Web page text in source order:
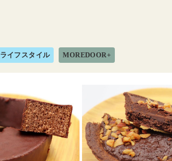
ライフスタイル MOREDOOR+